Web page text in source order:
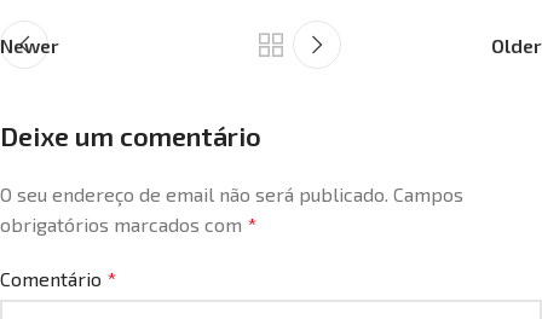
Newer Older
Deixe um comentário
O seu endereço de email não será publicado. Campos
obrigatórios marcados com *
Comentário *